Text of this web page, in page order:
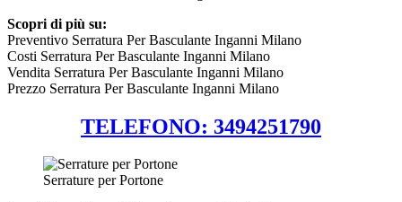
Scopri di più su:
Preventivo Serratura Per Basculante Inganni Milano
Costi Serratura Per Basculante Inganni Milano
Vendita Serratura Per Basculante Inganni Milano
Prezzo Serratura Per Basculante Inganni Milano
TELEFONO: 3494251790
Serrature per Portone